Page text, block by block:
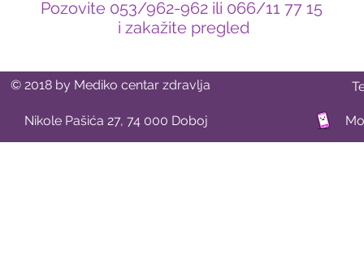
Pozovite 053/962-962 ili 066/11 77 15
i zakažite pregled
© 2018 by Mediko centar zdravlja
Nikole Pašića 27, 74 000 Doboj